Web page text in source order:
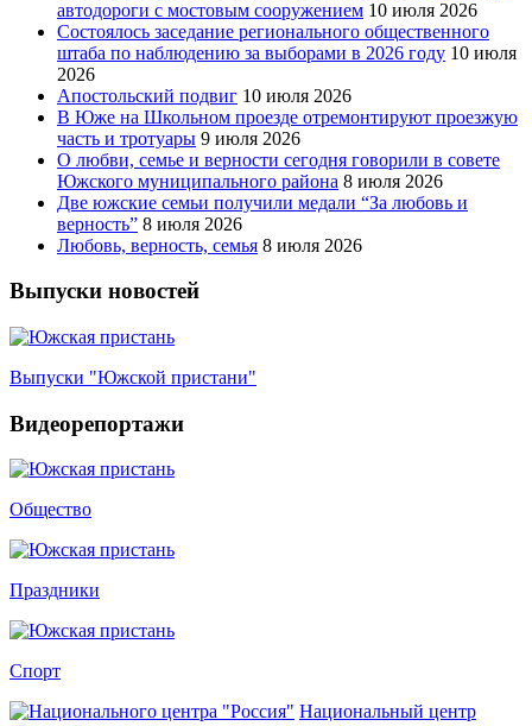
автодороги с мостовым сооружением 10 июля 2026
Состоялось заседание регионального общественного
штаба по наблюдению за выборами в 2026 году 10 июля
2026
Апостольский подвиг 10 июля 2026
В Юже на Школьном проезде отремонтируют проезжую
часть и тротуары 9 июля 2026
О любви, семье и верности сегодня говорили в совете
Южского муниципального района 8 июля 2026
Две южские семьи получили медали “За любовь и
верность” 8 июля 2026
Любовь, верность, семья 8 июля 2026
Выпуски новостей
Выпуски "Южской пристани"
Видеорепортажи
Общество
Праздники
Спорт
Национальный центр